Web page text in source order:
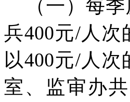
（一）每季
兵400元/人
以400元/人
室、监审办